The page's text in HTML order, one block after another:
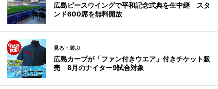
広島ピースウイングで平和記念式典を生中継 スタ
ンド600席を無料開放
見る・遊ぶ
広島カープが「ファン付きウエア」付きチケット販
売 8月のナイター9試合対象